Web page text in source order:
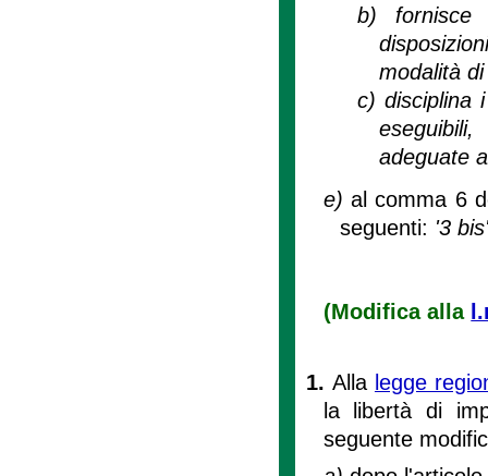
b) fornisce
modalità
c) disciplina
adeguate
e) al comma 6
seguenti: '3
(Modifica alla
1. Alla legge
la libertà di
seguente